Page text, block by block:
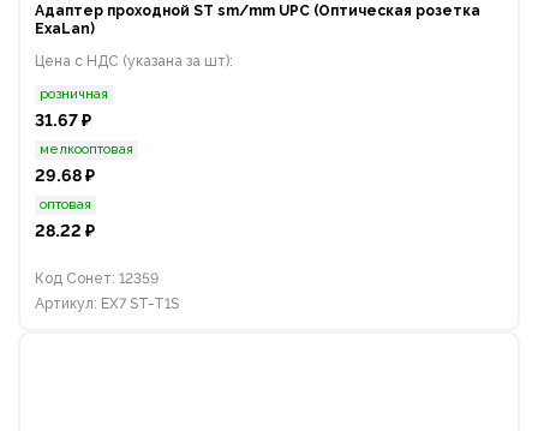
Адаптер проходной ST sm/mm UPC (Оптическая розетка
ExaLan)
Цена с НДС (указана за шт):
розничная
31.67 ₽
мелкооптовая
29.68 ₽
оптовая
28.22 ₽
Код Сонет: 12359
Артикул: EX7 ST-T1S